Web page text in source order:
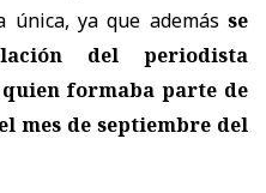
ya que además se
del periodista
formaba parte de
mes de septiembre del